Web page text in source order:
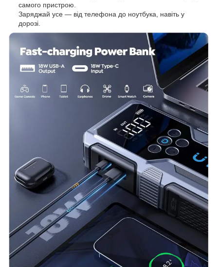
самого пристрою.
Заряджай усе — від телефона до ноутбука, навіть у
дорозі.